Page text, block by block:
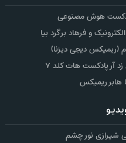
هوش مصنوعی
و فرهاد برگرد بیا
(ریمیکس دیجی دیزنا)
آر پادکست هات کلد ۷
هابر ریمیکس
شیرازی نور چشم